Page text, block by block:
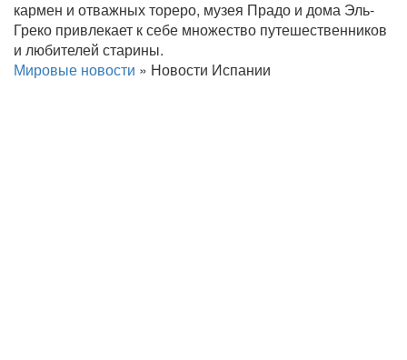
кармен и отважных тореро, музея Прадо и дома Эль-
Греко привлекает к себе множество путешественников
и любителей старины.
Мировые новости » Новости Испании